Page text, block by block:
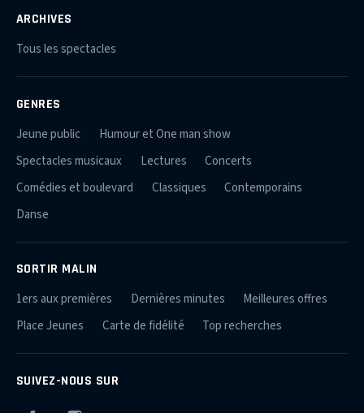
ARCHIVES
Tous les spectacles
GENRES
Jeune public
Humour et One man show
Spectacles musicaux
Lectures
Concerts
Comédies et boulevard
Classiques
Contemporains
Danse
SORTIR MALIN
1ers aux premières Dernières minutes
Meilleures offres
Place Jeunes
Carte de fidélité Top recherches
SUIVEZ-NOUS SUR